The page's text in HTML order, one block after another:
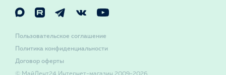
Договор оферты
Политика конфиденциальности
Пользовательское соглашение